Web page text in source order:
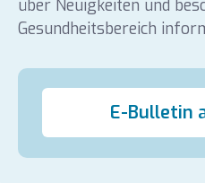
über Neuigkeiten und
Gesundheitsbereich
E-Bulletin